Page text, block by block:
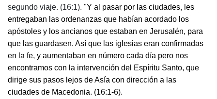
segundo viaje. (16:1). "Y al pasar por las ciudades, les
entregaban las ordenanzas que habían acordado los
apóstoles y los ancianos que estaban en Jerusalén, para
que las guardasen. Así que las iglesias eran confirmadas
en la fe, y aumentaban en número cada día pero nos
encontramos con la intervención del Espíritu Santo, que
dirige sus pasos lejos de Asía con dirección a las
ciudades de Macedonia. (16:1-6).